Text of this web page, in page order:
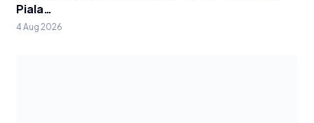
Piala…
4 Aug 2026